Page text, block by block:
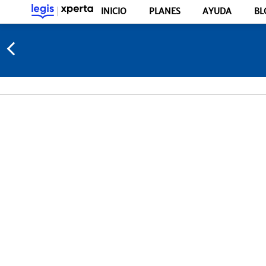
INICIO PLANES AYUDA